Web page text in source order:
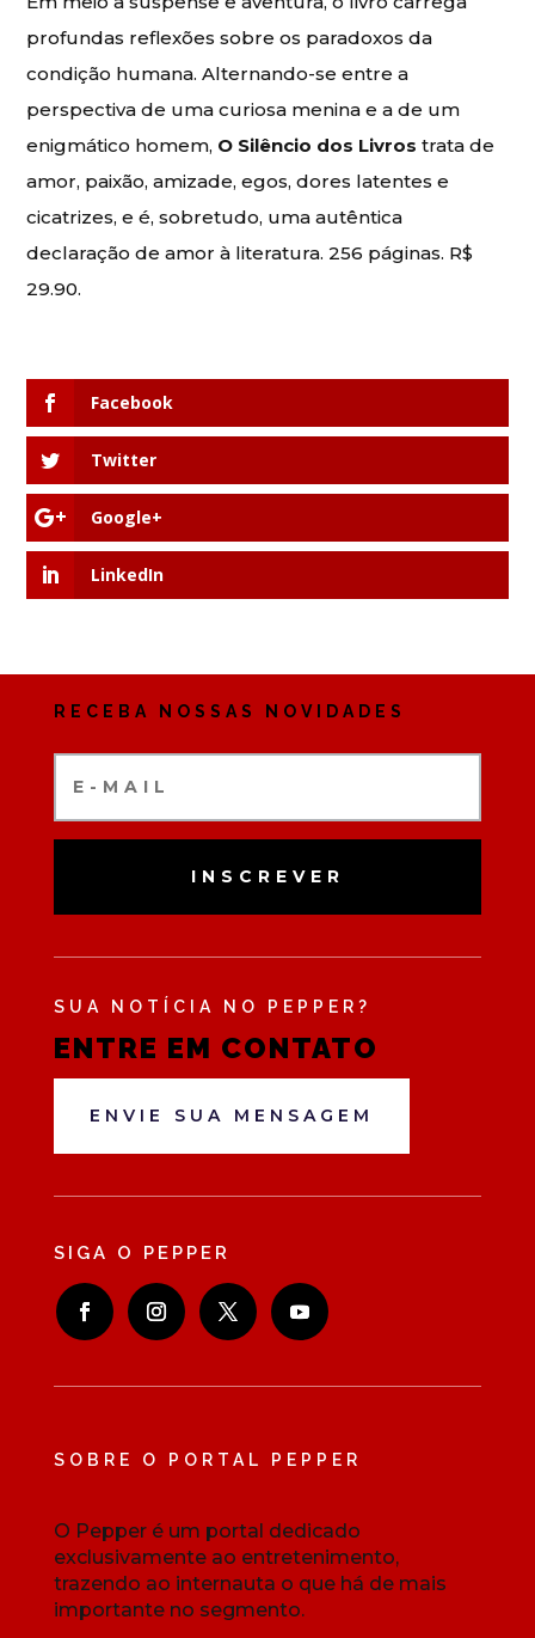
profundas reflexões sobre os paradoxos da
condição humana. Alternando-se entre a
perspectiva de uma curiosa menina e a de um
enigmático homem, O Silêncio dos Livros trata de
amor, paixão, amizade, egos, dores latentes e
cicatrizes, e é, sobretudo, uma autêntica
declaração de amor à literatura. 256 páginas. R$
29.90.
Facebook
Twitter
Google+
LinkedIn
RECEBA NOSSAS NOVIDADES
INSCREVER
SUA NOTÍCIA NO PEPPER?
ENTRE EM CONTATO
ENVIE SUA MENSAGEM
SIGA O PEPPER
SOBRE O PORTAL PEPPER
O Pepper é um portal dedicado
exclusivamente ao entretenimento,
trazendo ao internauta o que há de mais
importante no segmento.